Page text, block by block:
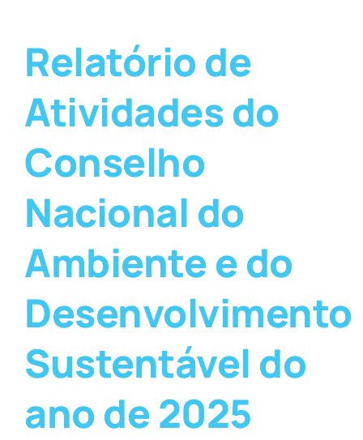
Relatório de
Atividades do
Conselho
Nacional do
Ambiente e do
Desenvolvimento
Sustentável do
ano de 2025